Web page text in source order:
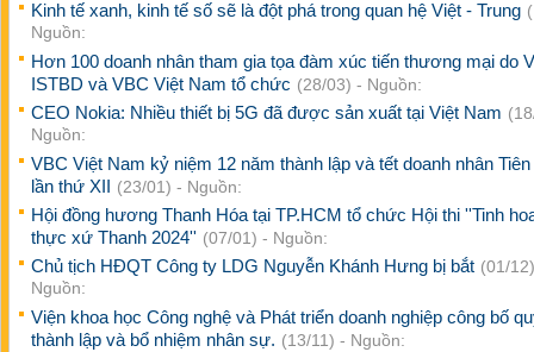
Kinh tế xanh, kinh tế số sẽ là đột phá trong quan hệ Việt - Trung
Nguồn:
Hơn 100 doanh nhân tham gia tọa đàm xúc tiến thương mại do
ISTBD và VBC Việt Nam tổ chức (28/03) - Nguồn:
CEO Nokia: Nhiều thiết bị 5G đã được sản xuất tại Việt Nam
Nguồn:
VBC Việt Nam kỷ niệm 12 năm thành lập và tết doanh nhân
lần thứ XII
(23/01) - Nguồn:
Hội đồng hương Thanh Hóa tại TP.HCM tổ chức Hội thi ''Tinh
thực xứ Thanh 2024'' (07/01) - Nguồn:
Chủ tịch HĐQT Công ty LDG Nguyễn Khánh Hưng bị bắt (01/
Nguồn:
Viện khoa học Công nghệ và Phát triển doanh nghiệp công bố
thành lập và bổ nhiệm nhân sự. (13/11) - Nguồn: